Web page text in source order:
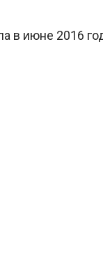
в июне 2016